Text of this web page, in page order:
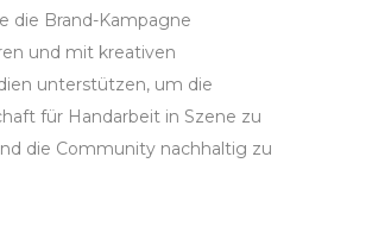
die Brand-Kampagne
und mit kreativen
unterstützen, um die
für Handarbeit in Szene zu
die Community nachhaltig zu